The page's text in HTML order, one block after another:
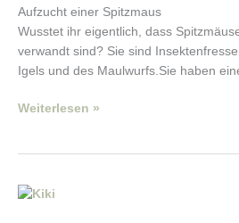
Aufzucht einer Spitzmaus
Wusstet ihr eigentlich, dass
verwandt sind? Sie sind
Igels und des Maulwurfs.Sie haben
Weiterlesen »
Kiki